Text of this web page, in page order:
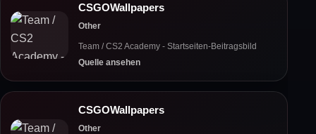
CSGOWallpapers
Other
Team / CS2 Academy - Startseiten-Beitragsbild
Quelle ansehen
CSGOWallpapers
Other